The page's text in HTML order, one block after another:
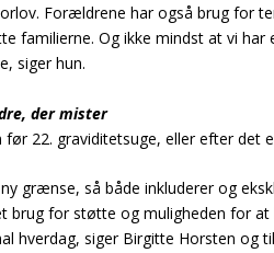
Forældrene har også brug for
familierne. Og ikke mindst at vi
siger hun.
der mister
22. graviditetsuge, eller efter det
grænse, så både inkluderer og
brug for støtte og muligheden for
hverdag, siger Birgitte Horsten og